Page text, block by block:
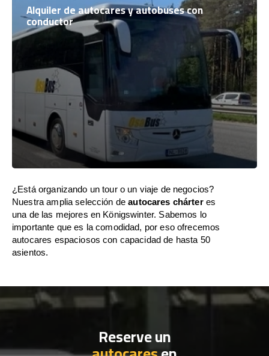
Alquiler de autocares y autobuses con
conductor
¿Está organizando un tour o un viaje de negocios?
Nuestra amplia selección deautocares chárteres
una de las mejores en Königswinter. Sabemos lo
importante que es la comodidad, por eso ofrecemos
autocares espaciosos con capacidad de hasta 50
asientos.
Reserve un